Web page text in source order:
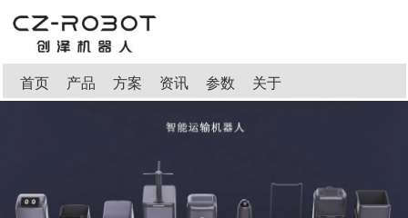
首页 产品 方案 资讯 参数 关于